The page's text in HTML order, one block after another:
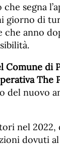
segna
giorno di
che anno
Comune di
The
del nuovo
nel
dovuti al